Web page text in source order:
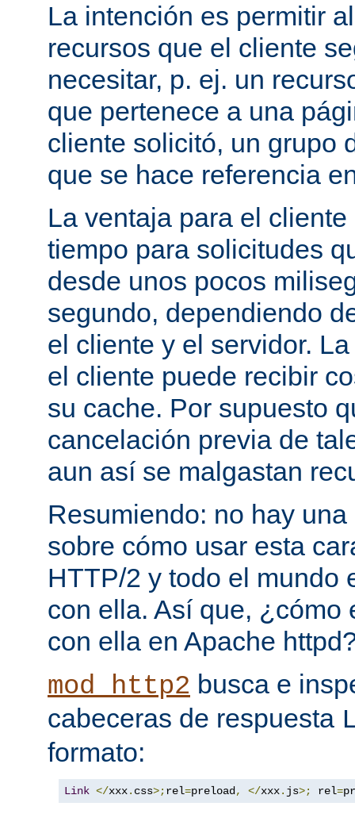
La intención es permitir
recursos que el cliente
necesitar, p. ej. un
que pertenece a una
cliente solicitó, un grupo
que se hace referencia
La ventaja para el
tiempo para solicitudes
desde unos pocos
segundo, dependiendo
el cliente y el servidor.
el cliente puede recibir
su cache. Por supuesto
cancelación previa de
aun así se malgastan
Resumiendo: no hay
sobre cómo usar esta
HTTP/2 y todo el mundo
con ella. Así que, ¿cómo
con ella en Apache
mod_http2 busca e
cabeceras de respuesta
formato:
Link </xxx. css>;rel=preload, </xxx. js>; rel=